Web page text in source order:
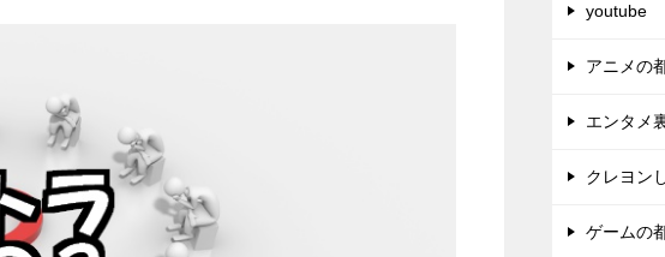
youtube
アニメの
エンタメ
クレヨン
ゲームの